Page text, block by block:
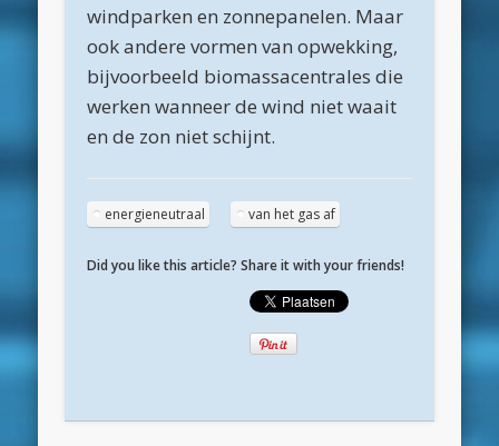
maart 2020
februari 2020
november 2019
windparken en zonnepanelen. Maar
ook andere vormen van opwekking,
bijvoorbeeld biomassacentrales die
werken wanneer de wind niet waait
en de zon niet schijnt.
energieneutraal van het gas af
Did you like this article? Share it with your friends!